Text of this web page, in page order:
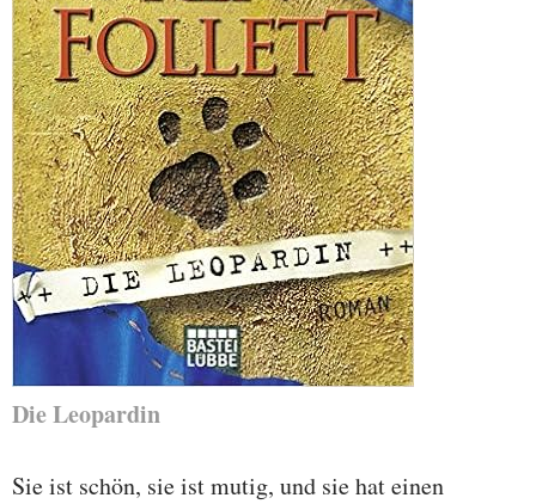
Die Leopardin
Sie ist schön, sie ist mutig, und sie hat einen